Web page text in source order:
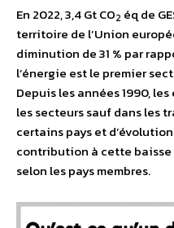
En 2022, 3,4 Gt CO2 éq de
territoire de l’Union
diminution de 31 % par
l’énergie est le premier
Depuis les années 1990,
les secteurs sauf dans les
certains pays et
contribution à cette
selon les pays membres.